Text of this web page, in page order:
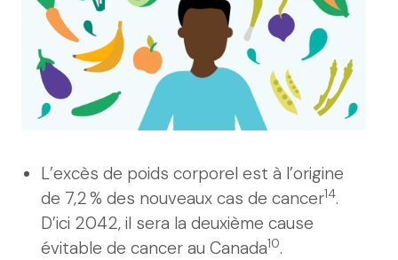
L’excès de poids corporel est à l’origine
de 7,2 % des nouveaux cas de cancer14.
D’ici 2042, il sera la deuxième cause
évitable de cancer au Canada10.